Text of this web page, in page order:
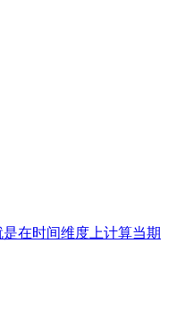
在时间维度上计算当期